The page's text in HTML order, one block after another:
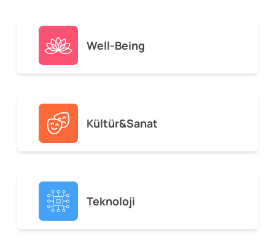
Well-Being
Kültür&Sanat
Teknoloji